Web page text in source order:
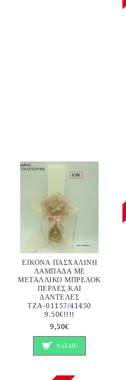
ΕΙΚΟΝΑ ΠΑΣΧΑΛΙΝΗ
ΛΑΜΠΑΔΑ ΜΕ
ΜΕΤΑΛΛΙΚΟ ΜΠΡΕΛΟΚ
ΠΕΡΛΕΣ ΚΑΙ
ΔΑΝΤΕΛΕΣ
ΤΖΑ-01157/41450
9.50€!!!!
9,50€
Καλάθι